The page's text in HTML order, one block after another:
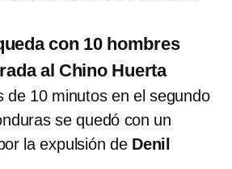
con 10 hombres
al Chino Huerta
de 10 minutos en el segundo
se quedó con un
la expulsión de Denil